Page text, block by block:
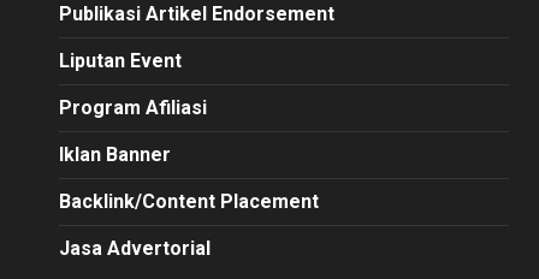
Publikasi Artikel Endorsement
Liputan Event
Program Afiliasi
Iklan Banner
Backlink/Content Placement
Jasa Advertorial